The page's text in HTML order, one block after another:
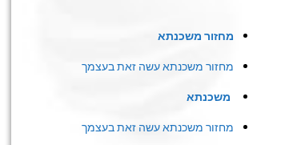
מחזור משכנתא
מחזור משכנתא עשה זאת בעצמך
משכנתא
מחזור משכנתא עשה זאת בעצמך